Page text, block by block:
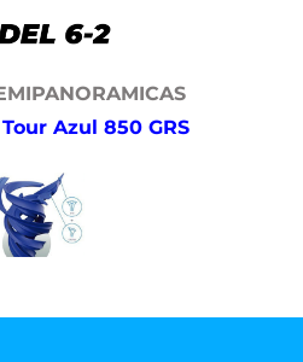
Azul 850 GRS